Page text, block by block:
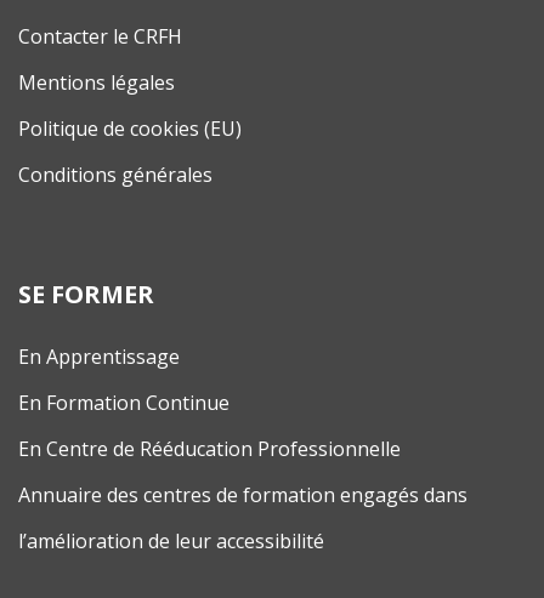
Contacter le CRFH
Mentions légales
Politique de cookies (EU)
Conditions générales
SE FORMER
En Apprentissage
En Formation Continue
En Centre de Rééducation Professionnelle
Annuaire des centres de formation engagés dans
l’amélioration de leur accessibilité